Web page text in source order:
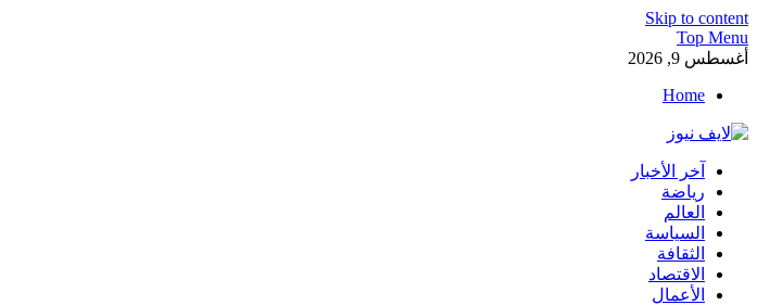
Skip to content
Top Menu
أغسطس 9, 2026
Home
لايف نيوز
آخر الأخبار العاجلة لحظة بلحظة من العالم العربي والعالم
آخر الأخبار
رياضة
العالم
السياسة
الثقافة
الاقتصاد
الأعمال